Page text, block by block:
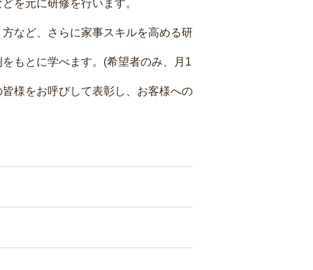
を元に研修を行います。
など、さらに家事スキルを高める研
もとに学べます。(希望者のみ、月1
様をお呼びして表彰し、お客様への